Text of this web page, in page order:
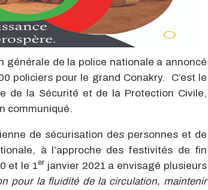
générale de la police nationale a annoncé
policiers pour le grand Conakry. C’est le
de la Sécurité et de la Protection Civile,
communiqué.
de sécurisation des personnes et de
à l’approche des festivités de fin
et le 1er janvier 2021 a envisagé plusieurs
pour la fluidité de la circulation, maintenir